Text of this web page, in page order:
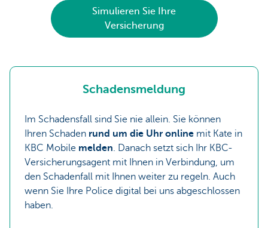
Simulieren Sie Ihre
Versicherung
Schadensmeldung
Im Schadensfall sind Sie nie allein. Sie können
Ihren Schaden rund um die Uhr online mit Kate in
KBC Mobile melden. Danach setzt sich Ihr KBC-
Versicherungsagent mit Ihnen in Verbindung, um
den Schadenfall mit Ihnen weiter zu regeln. Auch
wenn Sie Ihre Police digital bei uns abgeschlossen
haben.